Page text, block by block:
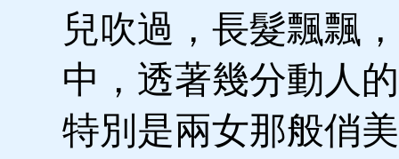
兒吹過，長髮飄飄
中，透著幾分動人
特別是兩女那般俏